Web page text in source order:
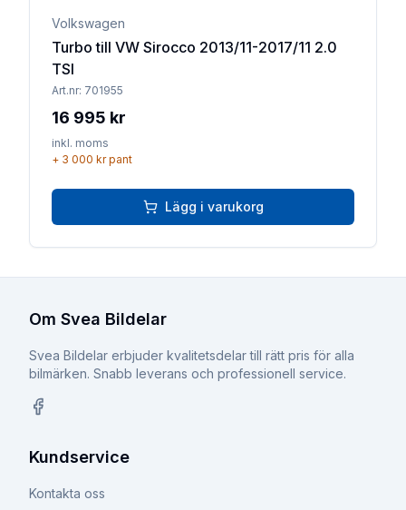
Volkswagen
Turbo till VW Sirocco 2013/11-2017/11 2.0
TSI
Art.nr: 701955
16 995 kr
inkl. moms
+ 3 000 krpant
Lägg i varukorg
Om Svea Bildelar
Svea Bildelar erbjuder kvalitetsdelar till rätt pris för alla
bilmärken. Snabb leverans och professionell service.
Kundservice
Kontakta oss